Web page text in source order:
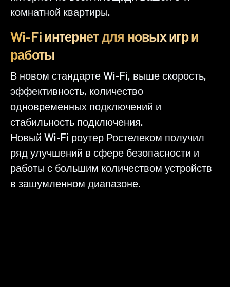
комнатной квартиры.
Wi-Fi интернет для новых игр и
работы
В новом стандарте Wi-Fi, выше скорость,
эффективность, количество
одновременных подключений и
стабильность подключения.
Новый Wi-Fi роутер Ростелеком получил
ряд улучшений в сфере безопасности и
работы с большим количеством устройств
в зашумленном диапазоне.